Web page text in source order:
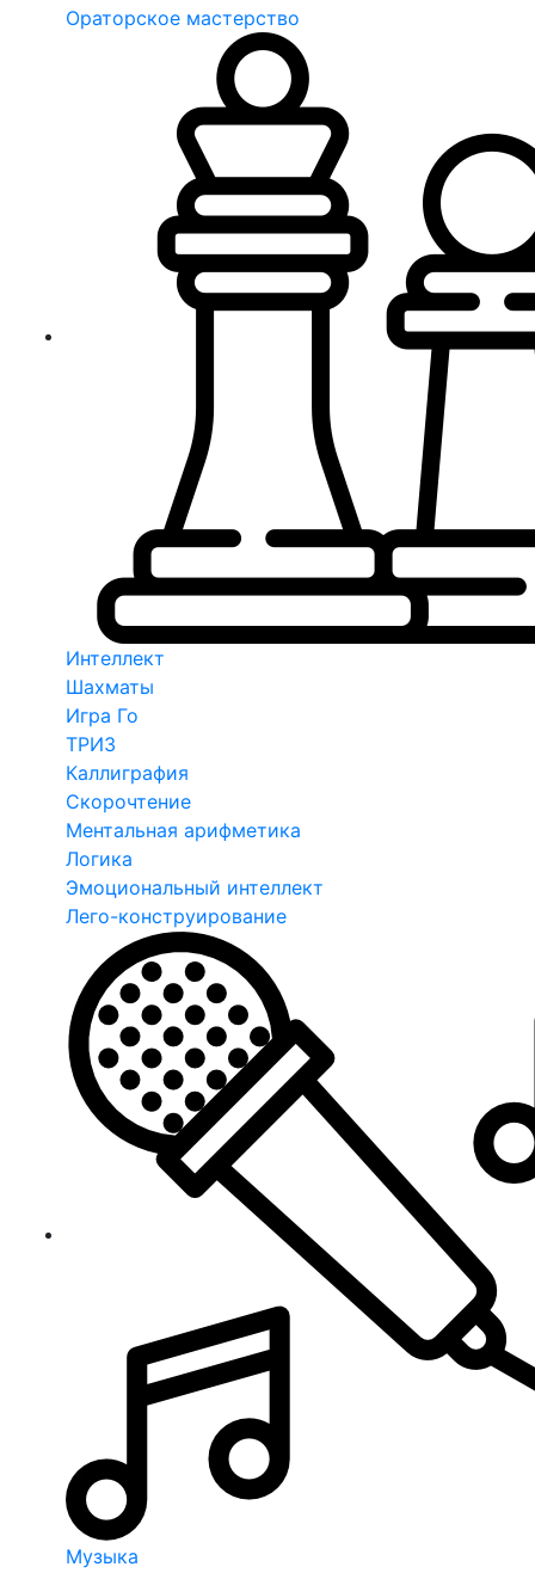
Ораторское мастерство
Интеллект
Шахматы
Игра Го
ТРИЗ
Каллиграфия
Скорочтение
Ментальная арифметика
Логика
Эмоциональный интеллект
Лего-конструирование
Музыка